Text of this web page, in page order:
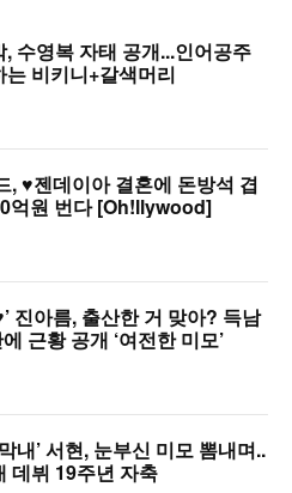
, 수영복 자태 공개...인어공주
는 비키니+갈색머리
, ♥︎젠데이아 결혼에 돈방석 겹
억원 번다 [Oh!llywood]
진아름, 출산한 거 맞아? 득남
근황 공개 ‘여전한 미모’
내’ 서현, 눈부신 미모 뽐내며..
데뷔 19주년 자축